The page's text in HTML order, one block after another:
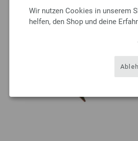
Wir nutzen Cookies in unserem
helfen, den Shop und deine